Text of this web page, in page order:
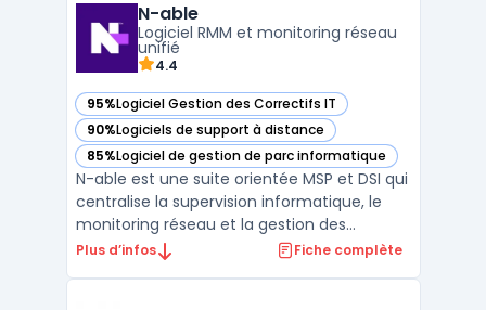
spécialisés, EasyVista offre aux entreprises
des outils puissants po ...
N-able
Logiciel RMM et monitoring réseau
unifié
4.4
95%Logiciel Gestion des Correctifs IT
— voir N-able dans cette catégorie
90%Logiciels de support à distance
— voir N-able dans cette catégorie
85%Logiciel de gestion de parc informatique
— voir N-able dans cette catégorie
N-able est une suite orientée MSP et DSI qui
centralise la supervision informatique, le
monitoring réseau et la gestion des
correctifs au sein d’une même plateforme.
Plus d’infos Fiche complète